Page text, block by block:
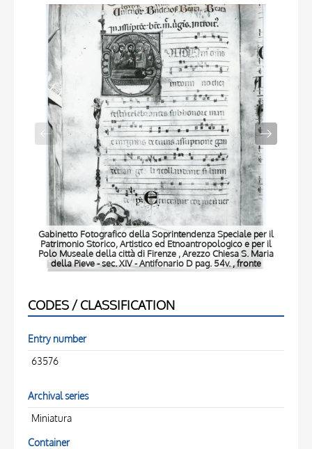
Gabinetto Fotografico della Soprintendenza Speciale per il
Patrimonio Storico, Artistico ed Etnoantropologico e per il
Polo Museale della città di Firenze , Arezzo Chiesa S. Maria
della Pieve - sec. XIV - Antifonario D pag. 54v. , fronte
CODES / CLASSIFICATION
Entry number
63576
Archival series
Miniatura
Container